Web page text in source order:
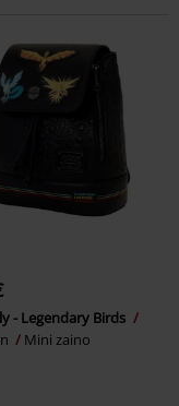
- Legendary Birds
Mini zaino